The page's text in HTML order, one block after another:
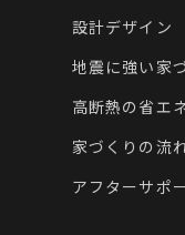
設計デザイン
地震に強い家
高断熱の省エ
家づくりの流
アフターサポ